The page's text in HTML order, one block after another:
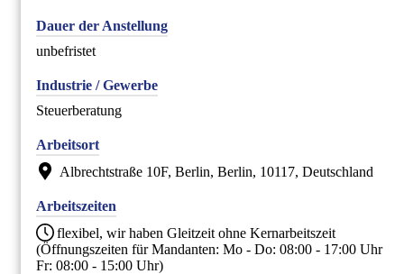
Dauer der Anstellung
unbefristet
Industrie / Gewerbe
Steuerberatung
Arbeitsort
Albrechtstraße 10F, Berlin, Berlin, 10117, Deutschland
Arbeitszeiten
flexibel, wir haben Gleitzeit ohne Kernarbeitszeit
(Öffnungszeiten für Mandanten: Mo - Do: 08:00 - 17:00 Uhr
Fr: 08:00 - 15:00 Uhr)